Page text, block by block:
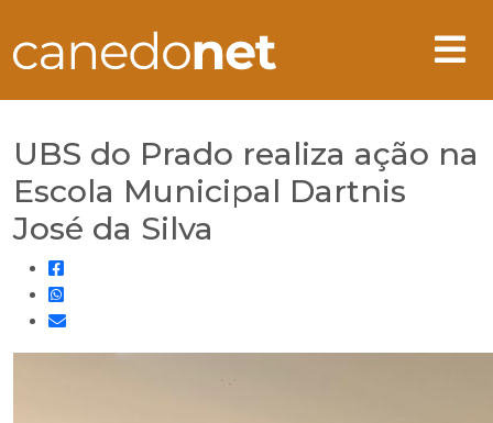
UBS do Prado realiza ação na
Escola Municipal Dartnis
José da Silva